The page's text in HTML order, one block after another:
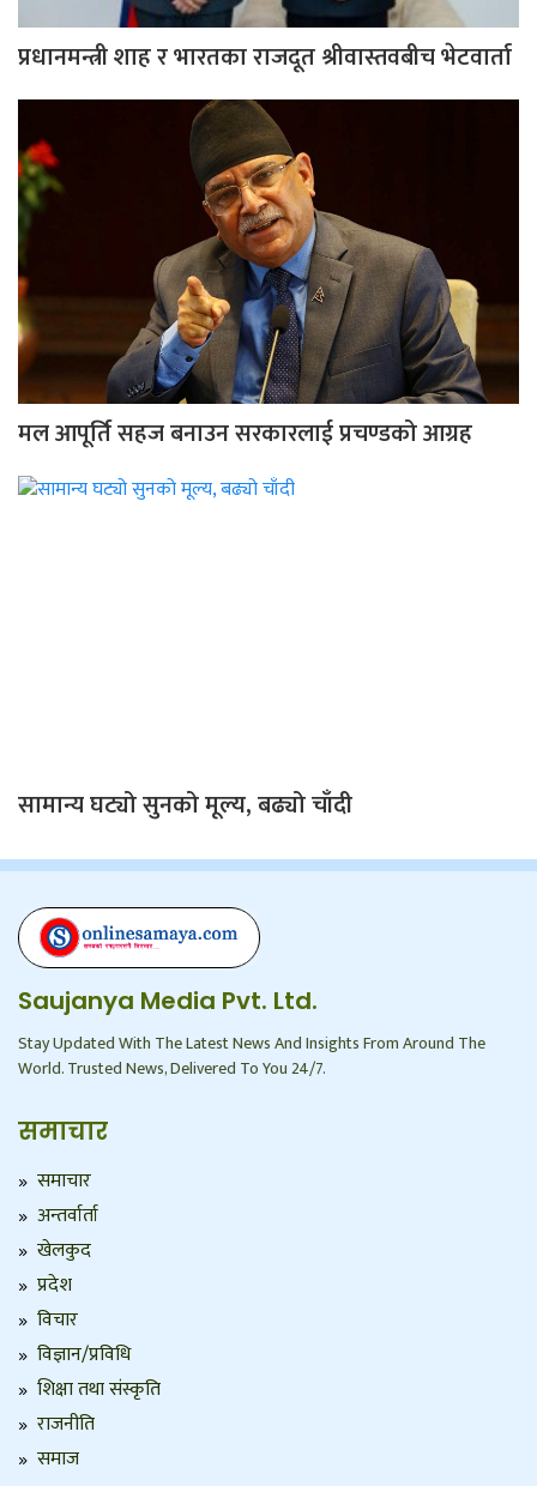
प्रधानमन्त्री शाह र भारतका राजदूत श्रीवास्तवबीच भेटवार्ता
मल आपूर्ति सहज बनाउन सरकारलाई प्रचण्डको आग्रह
सामान्य घट्यो सुनको मूल्य, बढ्यो चाँदी
Saujanya Media Pvt. Ltd.
Stay Updated With The Latest News And Insights From Around The
World. Trusted News, Delivered To You 24/7.
समाचार
समाचार
अन्तर्वार्ता
खेलकुद
प्रदेश
विचार
विज्ञान/प्रविधि
शिक्षा तथा संस्कृति
राजनीति
समाज